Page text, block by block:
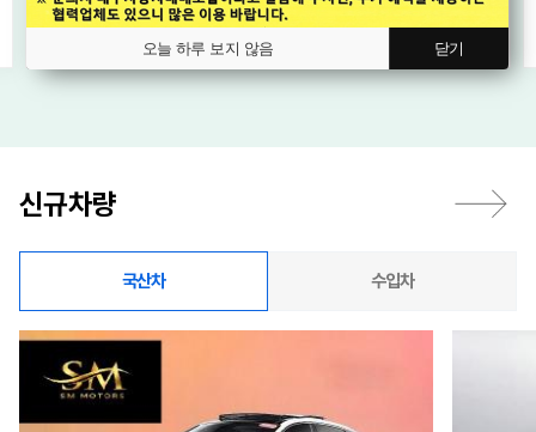
오늘 하루 보지 않음 닫기
만원
신규차량
국산차 수입차